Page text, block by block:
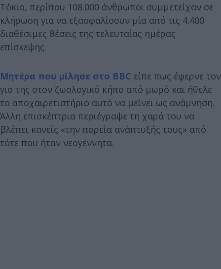
Τόκιο, περίπου 108.000 άνθρωποι συμμετείχαν σε
κλήρωση για να εξασφαλίσουν μία από τις 4.400
διαθέσιμες θέσεις της τελευταίας ημέρας
επίσκεψης.
Μητέρα που μίλησε στο BBC είπε πως έφερνε τον
γιο της στον ζωολογικό κήπο από μωρό και ήθελε
το αποχαιρετιστήριο αυτό να μείνει ως ανάμνηση.
Άλλη επισκέπτρια περιέγραψε τη χαρά του να
βλέπει κανείς «την πορεία ανάπτυξής τους» από
τότε που ήταν νεογέννητα.